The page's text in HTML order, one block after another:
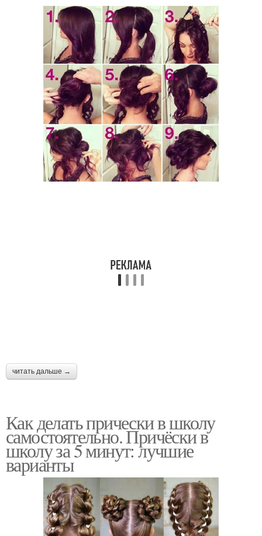
Пучок с волной Пучок с косой
Спиральный пучок
читать дальше →
Как делать прически в школу
самостоятельно. Причёски в
школу за 5 минут: лучшие
варианты